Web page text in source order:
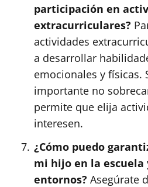
participación en
extracurriculares?
actividades
a desarrollar
emocionales y físicas.
importante no
permite que elija
interesen.
¿Cómo puedo
mi hijo en la escuela
entornos? Asegúrate